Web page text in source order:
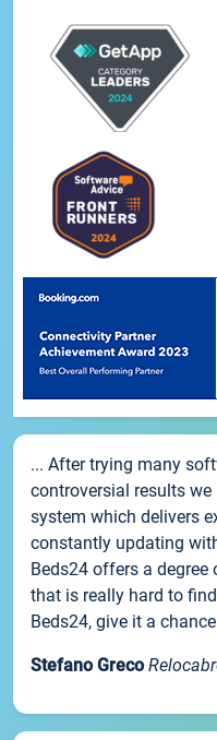
... After trying many
controversial results
system which delivers
constantly updating
Beds24 offers a
that is really hard to
Beds24, give it a
Stefano Greco